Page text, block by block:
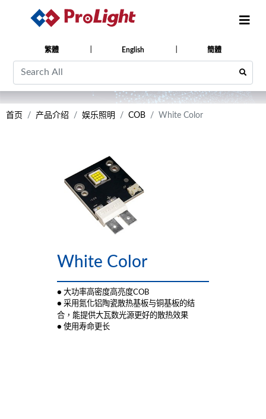
繁體 English 簡體
首页 产品介绍 娱乐照明 COB White Color
White Color
● 大功率高密度高亮度COB
● 采用氮化铝陶瓷散热基板与铜基板的结
合，能提供大瓦数光源更好的散热效果
● 使用寿命更长